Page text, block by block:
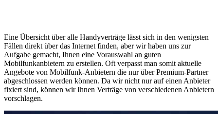
Eine Übersicht über alle Handyverträge lässt sich in den wenigsten
Fällen direkt über das Internet finden, aber wir haben uns zur
Aufgabe gemacht, Ihnen eine Vorauswahl an guten
Mobilfunkanbietern zu erstellen. Oft verpasst man somit aktuelle
Angebote von Mobilfunk-Anbietern die nur über Premium-Partner
abgeschlossen werden können. Da wir nicht nur auf einen Anbieter
fixiert sind, können wir Ihnen Verträge von verschiedenen Anbietern
vorschlagen.